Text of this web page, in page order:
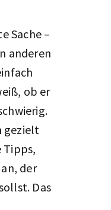
Sache –
anderen
ob er
gezielt
Tipps,
der
Das